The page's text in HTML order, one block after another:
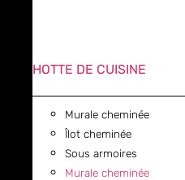
HOTTE DE CUISINE
Murale cheminée
Îlot cheminée
Sous armoires
Murale cheminée